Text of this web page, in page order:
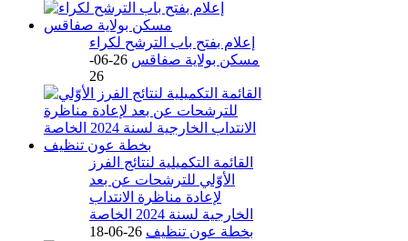
إعلام بفتح باب الترشح لكراء
مسكن بولاية صفاقس
26-06-
26
القائمة التكميلية لنتائج الفرز
الأوّلي للترشحات عن بعد
لإعادة مناظرة الانتداب
الخارجية لسنة 2024 الخاصة
بخطة عون تنظيف 26-06-18